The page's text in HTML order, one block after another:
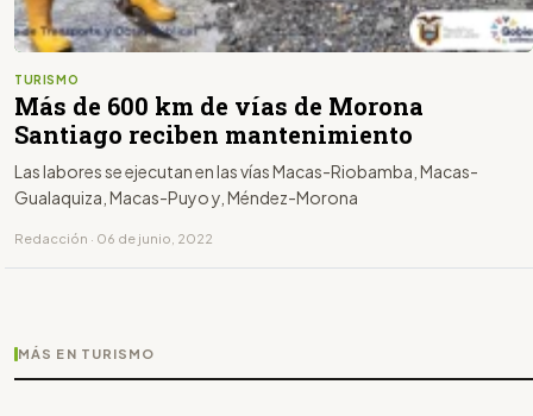
TURISMO
Más de 600 km de vías de Morona
Santiago reciben mantenimiento
Las labores se ejecutan en las vías Macas-Riobamba, Macas-
Gualaquiza, Macas-Puyo y, Méndez-Morona
Redacción · 06 de junio, 2022
MÁS EN TURISMO